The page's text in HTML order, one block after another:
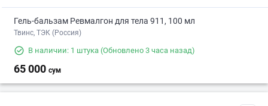
Гель-бальзам Ревмалгон для тела 911, 100 мл
Твинс, ТЭК (Россия)
В наличии: 1 штука (Обновлено 3 часа назад)
65 000 сум